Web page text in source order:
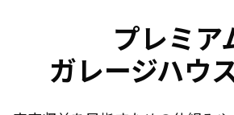
プレミア
ガレージハウ